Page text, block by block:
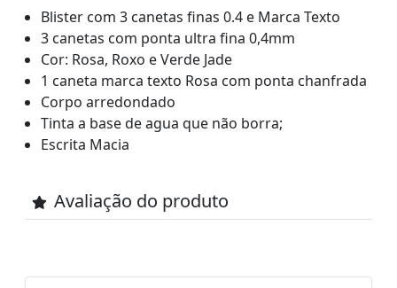
Blister com 3 canetas finas 0.4 e Marca Texto
3 canetas com ponta ultra fina 0,4mm
Cor: Rosa, Roxo e Verde Jade
1 caneta marca texto Rosa com ponta chanfrada
Corpo arredondado
Tinta a base de agua que não borra;
Escrita Macia
Avaliação do produto